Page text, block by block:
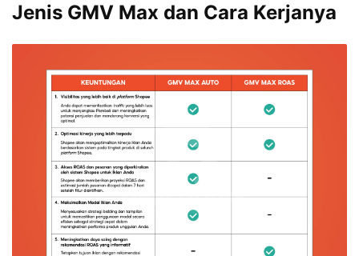
Jenis GMV Max dan Cara Kerjanya